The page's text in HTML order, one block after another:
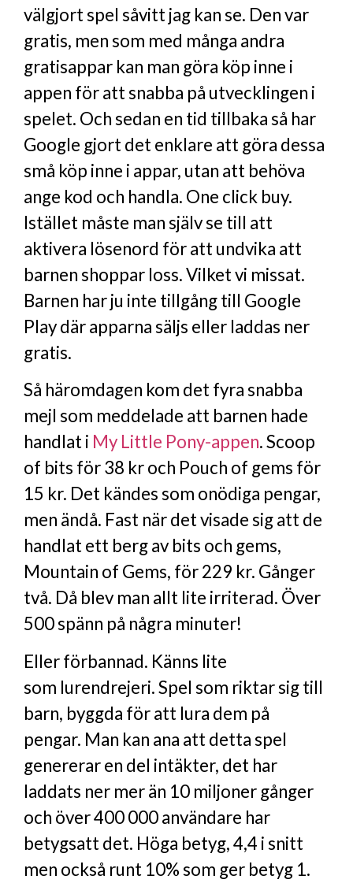
välgjort spel såvitt jag kan se. Den var
gratis, men som med många andra
gratisappar kan man göra köp inne i
appen för att snabba på utvecklingen i
spelet. Och sedan en tid tillbaka så har
Google gjort det enklare att göra dessa
små köp inne i appar, utan att behöva
ange kod och handla. One click buy.
Istället måste man själv se till att
aktivera lösenord för att undvika att
barnen shoppar loss. Vilket vi missat.
Barnen har ju inte tillgång till Google
Play där apparna säljs eller laddas ner
gratis.
Så häromdagen kom det fyra snabba
mejl som meddelade att barnen hade
handlat i My Little Pony-appen. Scoop
of bits för 38 kr och Pouch of gems för
15 kr. Det kändes som onödiga pengar,
men ändå. Fast när det visade sig att de
handlat ett berg av bits och gems,
Mountain of Gems, för 229 kr. Gånger
två. Då blev man allt lite irriterad. Över
500 spänn på några minuter!
Eller förbannad. Känns lite
som lurendrejeri. Spel som riktar sig till
barn, byggda för att lura dem på
pengar. Man kan ana att detta spel
genererar en del intäkter, det har
laddats ner mer än 10 miljoner gånger
och över 400 000 användare har
betygsatt det. Höga betyg, 4,4 i snitt
men också runt 10% som ger betyg 1.